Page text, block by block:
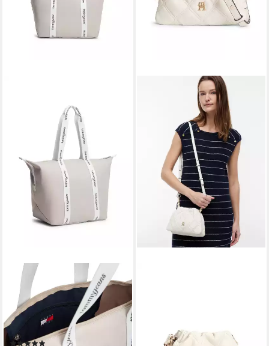
TOMMY JEANS
Tragetasche TJW ESS DAILY
TOTE, Schultertasche,
Shopper mit kontrastiven
Henkeln
Schultertasche, Handtasche